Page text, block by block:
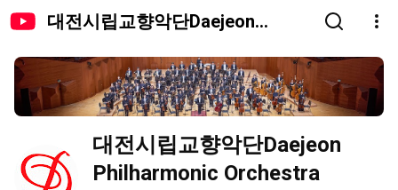
대전시립교향악단Daejeon
대전시립교향악단Daejeon
Philharmonic Orchestra